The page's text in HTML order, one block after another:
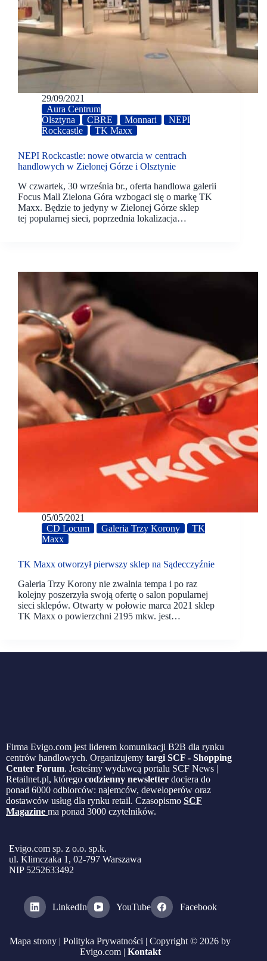
29/09/2021
Aura Centrum
Olsztyna
CBRE Monnari
NEPI
Rockcastle
TK Maxx
NEPI Rockcastle: nowe otwarcia w centrach
handlowych w Zielonej Górze i Olsztynie
W czwartek, 30 września br., oferta handlowa galerii
Focus Mall Zielona Góra wzbogaci się o markę TK
Maxx. Będzie to jedyny w Zielonej Górze sklep
tej popularnej sieci, poprzednia lokalizacja…
05/05/2021
CD Locum
Galeria Trzy Korony
TK
Maxx
TK Maxx otworzył pierwszy sklep na Sądecczyźnie
Galeria Trzy Korony nie zwalnia tempa i po raz
kolejny poszerzyła swoją ofertę o salon popularnej
sieci sklepów. Otwarty w połowie marca 2021 sklep
TK Maxx o powierzchni 2195 mkw. jest…
Firma Evigo.com jest liderem komunikacji B2B dla rynku
centrów handlowych. Organizujemy targi SCF - Shopping
Center Forum. Jesteśmy wydawcą portalu SCF News |
Retailnet.pl, którego codzienny newsletter dociera do
ponad 6000 odbiorców: najemców, deweloperów oraz
dostawców usług dla rynku retail. Czasopismo SCF
Magazine ma ponad 3000 czytelników.
Evigo.com sp. z o.o. sp.k.
ul. Klimczaka 1, 02-797 Warszawa
NIP 5252633492
LinkedIn YouTube Facebook
Mapa strony |Polityka Prywatności | Copyright © 2026 by
Evigo.com | Kontakt